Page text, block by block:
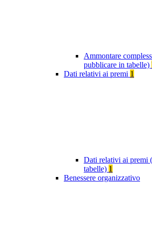
Ammontare
pubblicare in tabelle)
Dati relativi ai premi 1
Dati relativi ai premi
tabelle) 1
Benessere organizzativo